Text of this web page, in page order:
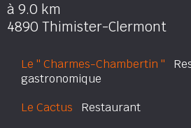
à 9.0 km
4890 Thimister-Clermont
Le '' Charmes-Chambertin ''
gastronomique
Le Cactus Restaurant